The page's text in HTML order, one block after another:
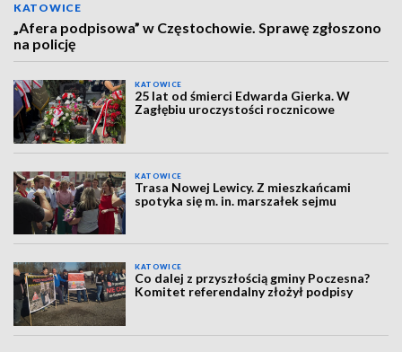
KATOWICE
„Afera podpisowa” w Częstochowie. Sprawę zgłoszono
na policję
KATOWICE
25 lat od śmierci Edwarda Gierka. W
Zagłębiu uroczystości rocznicowe
KATOWICE
Trasa Nowej Lewicy. Z mieszkańcami
spotyka się m. in. marszałek sejmu
KATOWICE
Co dalej z przyszłością gminy Poczesna?
Komitet referendalny złożył podpisy